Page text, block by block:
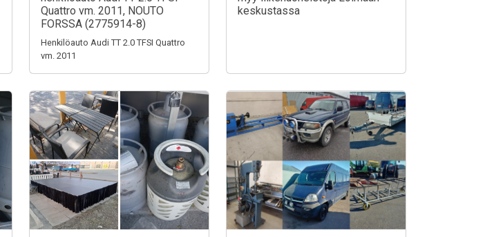
Quattro vm. 2011, NOUTO
FORSSA (2775914-8)
Henkilöauto Audi TT 2.0 TFSI Quattro
vm. 2011
keskustassa